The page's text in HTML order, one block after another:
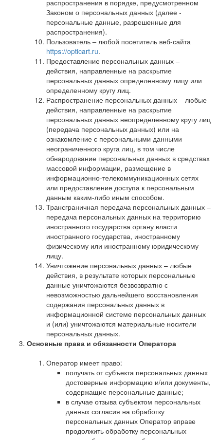
распространения в порядке, предусмотренном
Законом о персональных данных (далее -
персональные данные, разрешенные для
распространения).
Пользователь – любой посетитель веб-сайта
https://opticart.ru.
Предоставление персональных данных –
действия, направленные на раскрытие
персональных данных определенному лицу или
определенному кругу лиц.
Распространение персональных данных – любые
действия, направленные на раскрытие
персональных данных неопределенному кругу лиц
(передача персональных данных) или на
ознакомление с персональными данными
неограниченного круга лиц, в том числе
обнародование персональных данных в средствах
массовой информации, размещение в
информационно-телекоммуникационных сетях
или предоставление доступа к персональным
данным каким-либо иным способом.
Трансграничная передача персональных данных –
передача персональных данных на территорию
иностранного государства органу власти
иностранного государства, иностранному
физическому или иностранному юридическому
лицу.
Уничтожение персональных данных – любые
действия, в результате которых персональные
данные уничтожаются безвозвратно с
невозможностью дальнейшего восстановления
содержания персональных данных в
информационной системе персональных данных
и (или) уничтожаются материальные носители
персональных данных.
Основные права и обязанности Оператора
Оператор имеет право:
получать от субъекта персональных данных
достоверные информацию и/или документы,
содержащие персональные данные;
в случае отзыва субъектом персональных
данных согласия на обработку
персональных данных Оператор вправе
продолжить обработку персональных